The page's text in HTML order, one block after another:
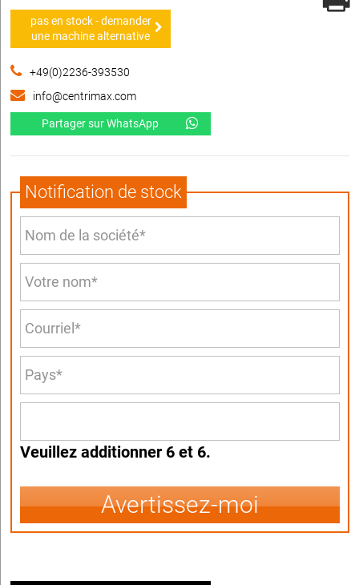
pas en stock - demander
une machine alternative
+49(0)2236-393530
info@centrimax.com
Partager sur WhatsApp
Notification de stock
Veuillez additionner 6 et 6.
Avertissez-moi